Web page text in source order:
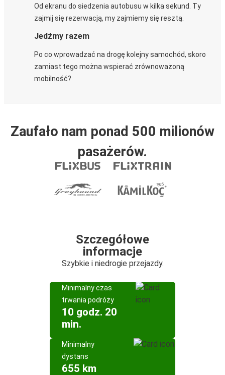
Od ekranu do siedzenia autobusu w kilka sekund. Ty
zajmij się rezerwacją, my zajmiemy się resztą.
Jedźmy razem
Po co wprowadzać na drogę kolejny samochód, skoro
zamiast tego można wspierać zrównoważoną
mobilność?
Zaufało nam ponad 500 milionów
pasażerów.
Szczegółowe
informacje
Szybkie i niedrogie przejazdy.
Minimalny czas
trwania podróży
10 godz. 20
min.
Minimalny
dystans
655 km